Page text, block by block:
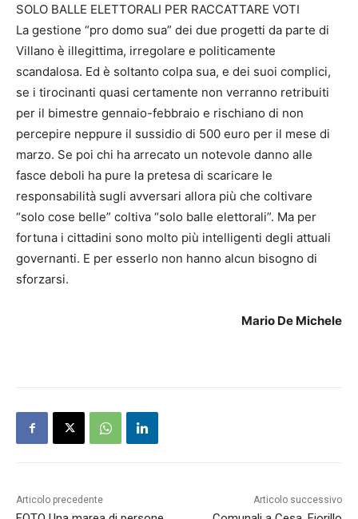
SOLO BALLE ELETTORALI PER RACCATTARE VOTI
La gestione “pro domo sua” dei due progetti da parte di
Villano è illegittima, irregolare e politicamente
scandalosa. Ed è soltanto colpa sua, e dei suoi complici,
se i tirocinanti quasi certamente non verranno retribuiti
per il bimestre gennaio-febbraio e rischiano di non
percepire neppure il sussidio di 500 euro per il mese di
marzo. Se poi chi ha arrecato un notevole danno alle
fasce deboli ha pure la pretesa di scaricare le
responsabilità sugli avversari allora più che coltivare
“solo cose belle” coltiva “solo balle elettorali”. Ma per
fortuna i cittadini sono molto più intelligenti degli attuali
governanti. E per esserlo non hanno alcun bisogno di
sforzarsi.
Mario De Michele
Articolo precedente Articolo successivo